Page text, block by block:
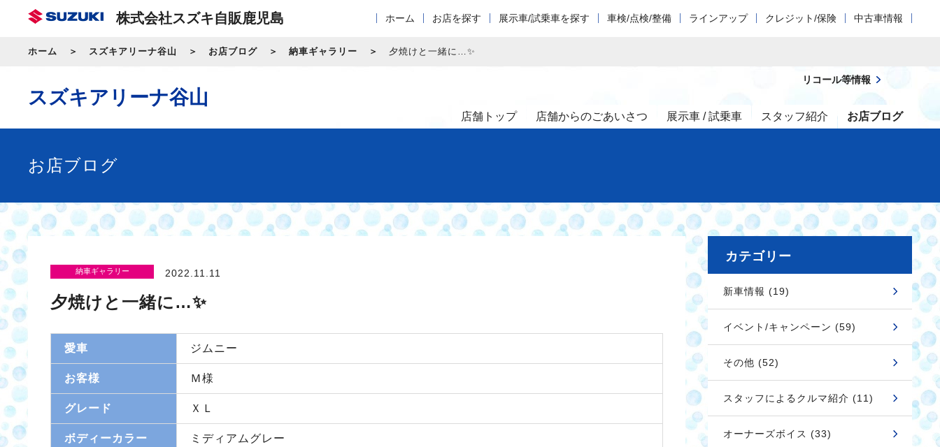
株式会社スズキ自販鹿児島 ホーム お店を探す 展示車/試乗車を探す 車検/点検/整備 ラインアップ クレジット/保険 中古車情報
ホーム スズキアリーナ谷山 お店ブログ 納車ギャラリー 夕焼けと一緒に…✨
スズキアリーナ谷山
店舗トップ 店舗からのごあいさつ 展示車 / 試乗車 スタッフ紹介 お店ブログ
リコール等情報
お店ブログ
納車ギャラリー 2022.11.11
夕焼けと一緒に…✨
愛車 ジムニー
お客様 Ｍ様
グレード ＸＬ
ボディーカラー ミディアムグレー
カテゴリー
新車情報 (19)
イベント/キャンペーン (59)
その他 (52)
スタッフによるクルマ紹介 (11)
オーナーズボイス (33)